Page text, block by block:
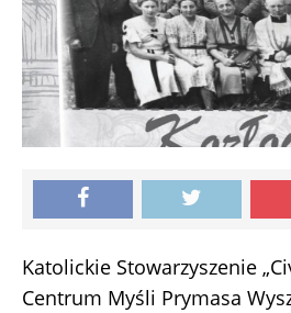
Katolickie Stowarzyszenie
Centrum Myśli Prymasa